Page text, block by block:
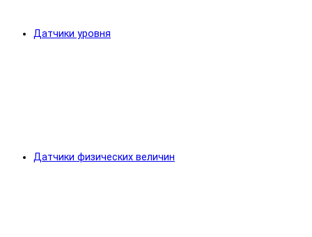
Датчики уровня
Датчики физических величин